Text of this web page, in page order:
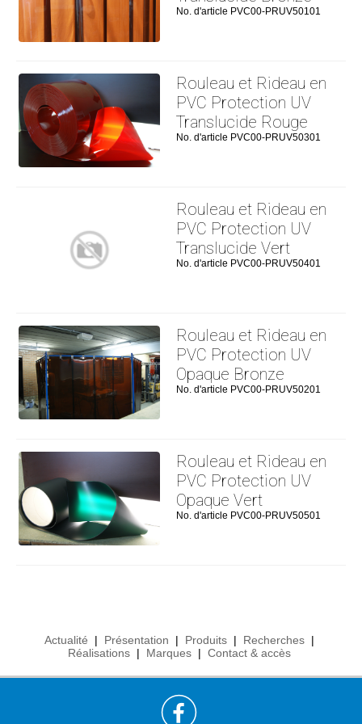
No. d'article PVC00-PRUV50101
Rouleau et Rideau en
PVC Protection UV
Translucide Rouge
No. d'article PVC00-PRUV50301
Rouleau et Rideau en
PVC Protection UV
Translucide Vert
No. d'article PVC00-PRUV50401
Rouleau et Rideau en
PVC Protection UV
Opaque Bronze
No. d'article PVC00-PRUV50201
Rouleau et Rideau en
PVC Protection UV
Opaque Vert
No. d'article PVC00-PRUV50501
Actualité | Présentation | Produits | Recherches |
Réalisations | Marques | Contact & accès